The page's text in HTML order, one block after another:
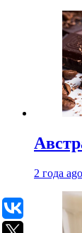
2 года ago